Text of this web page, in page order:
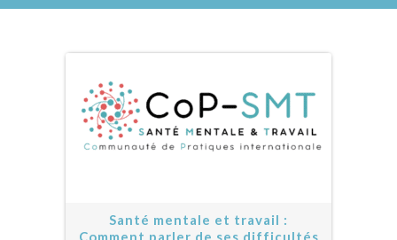
Santé mentale et travail :
Comment parler de ses difficultés